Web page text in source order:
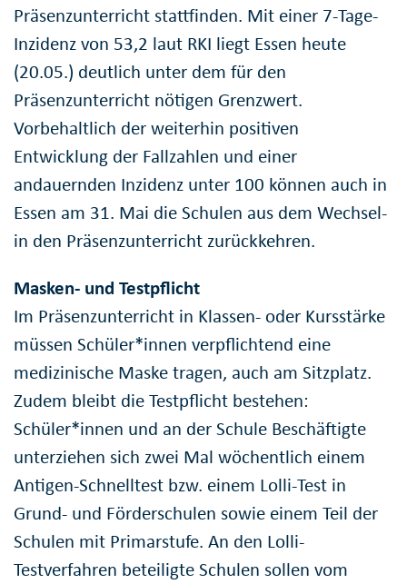
Präsenzunterricht stattfinden. Mit einer 7-Tage-
Inzidenz von 53,2 laut RKI liegt Essen heute
(20.05.) deutlich unter dem für den
Präsenzunterricht nötigen Grenzwert.
Vorbehaltlich der weiterhin positiven
Entwicklung der Fallzahlen und einer
andauernden Inzidenz unter 100 können auch in
Essen am 31. Mai die Schulen aus dem Wechsel-
in den Präsenzunterricht zurückkehren.
Masken- und Testpflicht
Im Präsenzunterricht in Klassen- oder Kursstärke
müssen Schüler*innen verpflichtend eine
medizinische Maske tragen, auch am Sitzplatz.
Zudem bleibt die Testpflicht bestehen:
Schüler*innen und an der Schule Beschäftigte
unterziehen sich zwei Mal wöchentlich einem
Antigen-Schnelltest bzw. einem Lolli-Test in
Grund- und Förderschulen sowie einem Teil der
Schulen mit Primarstufe. An den Lolli-
Testverfahren beteiligte Schulen sollen vom